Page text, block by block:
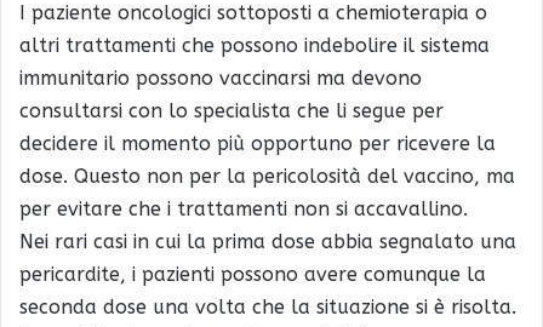
I paziente oncologici sottoposti a chemioterapia o
altri trattamenti che possono indebolire il sistema
immunitario possono vaccinarsi ma devono
consultarsi con lo specialista che li segue per
decidere il momento più opportuno per ricevere la
dose. Questo non per la pericolosità del vaccino, ma
per evitare che i trattamenti non si accavallino.
Nei rari casi in cui la prima dose abbia segnalato una
pericardite, i pazienti possono avere comunque la
seconda dose una volta che la situazione si è risolta.